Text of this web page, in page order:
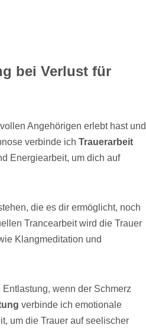
bei Verlust für
Angehörigen erlebt hast und
verbinde ich Trauerarbeit
Energiearbeit, um dich auf
die es dir ermöglicht, noch
Trancearbeit wird die Trauer
Klangmeditation und
wenn der Schmerz
verbinde ich emotionale
um die Trauer auf seelischer